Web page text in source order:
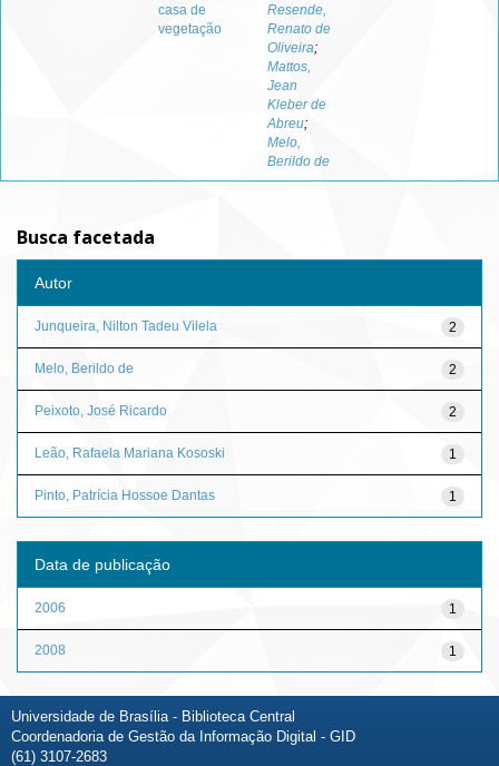
casa de
vegetação
Resende,
Renato de
Oliveira;
Mattos,
Jean
Kleber de
Abreu;
Melo,
Berildo de
Busca facetada
Autor
2
Junqueira, Nilton Tadeu Vilela
2
Melo, Berildo de
2
Peixoto, José Ricardo
1
Leão, Rafaela Mariana Kososki
1
Pinto, Patrícia Hossoe Dantas
Data de publicação
1
2006
1
2008
Universidade de Brasília - Biblioteca Central
Coordenadoria de Gestão da Informação Digital - GID
(61) 3107-2683